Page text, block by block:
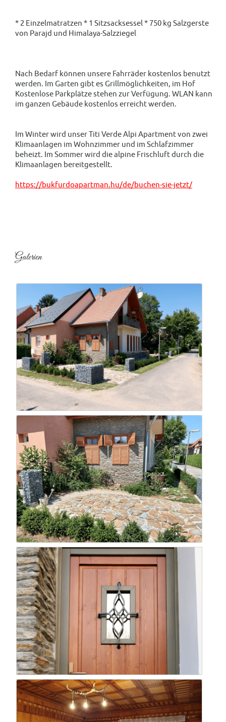
* 2 Einzelmatratzen * 1 Sitzsacksessel * 750 kg Salzgerste
von Parajd und Himalaya-Salzziegel
Nach Bedarf können unsere Fahrräder kostenlos benutzt
werden. Im Garten gibt es Grillmöglichkeiten, im Hof
Kostenlose Parkplätze stehen zur Verfügung. WLAN kann
im ganzen Gebäude kostenlos erreicht werden.
Im Winter wird unser Titi Verde Alpi Apartment von zwei
Klimaanlagen im Wohnzimmer und im Schlafzimmer
beheizt. Im Sommer wird die alpine Frischluft durch die
Klimaanlagen bereitgestellt.
https://bukfurdoapartman.hu/de/buchen-sie-jetzt/
Galerien